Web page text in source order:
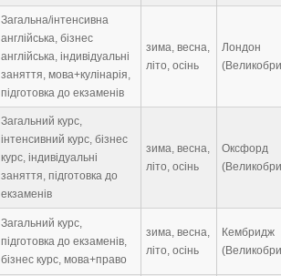
Загальна/інтенсивна
англійська, бізнес
англійська, індивідуальні
заняття, мова+кулінарія,
підготовка до екзаменів
зима, весна,
літо, осінь
Лондон
Загальний курс,
інтенсивний курс, бізнес
курс, індивідуальні
заняття, підготовка до
екзаменів
зима, весна,
літо, осінь
Оксфорд
Загальний курс,
підготовка до екзаменів,
бізнес курс, мова+право
зима, весна,
літо, осінь
Кембридж